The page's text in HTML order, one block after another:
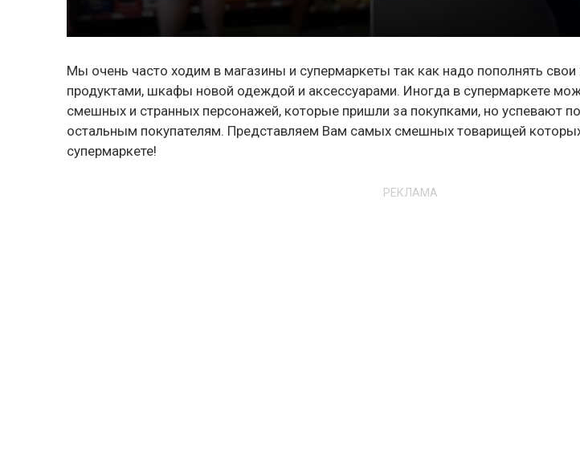
Мы очень часто ходим в магазины и супермаркеты так как надо пополнять
продуктами, шкафы новой одеждой и аксессуарами. Иногда в супермаркете
смешных и странных персонажей, которые пришли за покупками, но успевают
остальным покупателям. Представляем Вам самых смешных товарищей
супермаркете!
РЕКЛАМА